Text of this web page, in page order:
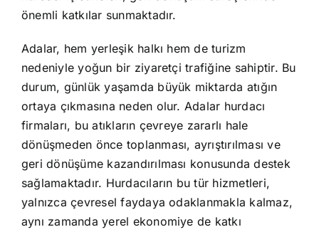
önemli katkılar sunmaktadır.
Adalar, hem yerleşik halkı hem de turizm
nedeniyle yoğun bir ziyaretçi trafiğine sahiptir. Bu
durum, günlük yaşamda büyük miktarda atığın
ortaya çıkmasına neden olur. Adalar hurdacı
firmaları, bu atıkların çevreye zararlı hale
dönüşmeden önce toplanması, ayrıştırılması ve
geri dönüşüme kazandırılması konusunda destek
sağlamaktadır. Hurdacıların bu tür hizmetleri,
yalnızca çevresel faydaya odaklanmakla kalmaz,
aynı zamanda yerel ekonomiye de katkı